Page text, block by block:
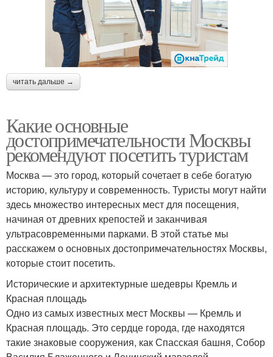
читать дальше →
Какие основные
достопримечательности Москвы
рекомендуют посетить туристам
Москва — это город, который сочетает в себе богатую
историю, культуру и современность. Туристы могут найти
здесь множество интересных мест для посещения,
начиная от древних крепостей и заканчивая
ультрасовременными парками. В этой статье мы
расскажем о основных достопримечательностях Москвы,
которые стоит посетить.
Исторические и архитектурные шедевры Кремль и
Красная площадь
Одно из самых известных мест Москвы — Кремль и
Красная площадь. Это сердце города, где находятся
такие знаковые сооружения, как Спасская башня, Собор